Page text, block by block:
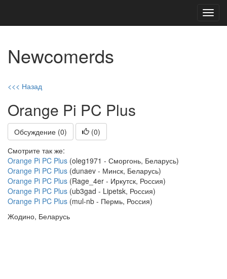
Newcomerds
<<< Назад
Orange Pi PC Plus
Обсуждение (0) (0)
Смотрите так же:
Orange Pi PC Plus (oleg1971 - Сморгонь, Беларусь)
Orange Pi PC Plus (dunaev - Минск, Беларусь)
Orange Pi PC Plus (Rage_4er - Иркутск, Россия)
Orange Pi PC Plus (ub3gad - Lipetsk, Россия)
Orange Pi PC Plus (mul-nb - Пермь, Россия)
Жодино, Беларусь